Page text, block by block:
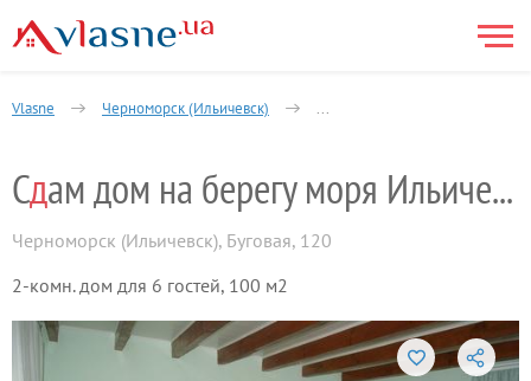
Vlasne Черноморск (Ильичевск) Ильичёвский городской совет
Сд ам дом на берегу моря Ильичевск
Черноморск (Ильичевск), Буговая, 120
2-комн. дом для 6 гостей, 100 м2